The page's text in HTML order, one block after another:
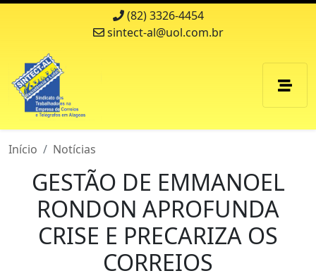
(82) 3326-4454
sintect-al@uol.com.br
Início Notícias
GESTÃO DE EMMANOEL
RONDON APROFUNDA
CRISE E PRECARIZA OS
CORREIOS